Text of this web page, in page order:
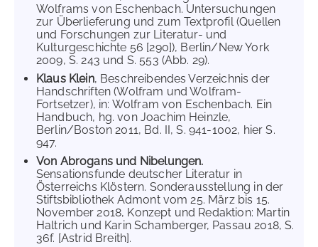
Wolframs von Eschenbach. Untersuchungen
zur Überlieferung und zum Textprofil (Quellen
und Forschungen zur Literatur- und
Kulturgeschichte 56 [290]), Berlin/New York
2009, S. 243 und S. 553 (Abb. 29).
Klaus Klein, Beschreibendes Verzeichnis der
Handschriften (Wolfram und Wolfram-
Fortsetzer), in: Wolfram von Eschenbach. Ein
Handbuch, hg. von Joachim Heinzle,
Berlin/Boston 2011, Bd. II, S. 941-1002, hier S.
947.
Von Abrogans und Nibelungen.
Sensationsfunde deutscher Literatur in
Österreichs Klöstern. Sonderausstellung in der
Stiftsbibliothek Admont vom 25. März bis 15.
November 2018, Konzept und Redaktion: Martin
Haltrich und Karin Schamberger, Passau 2018, S.
36f. [Astrid Breith].